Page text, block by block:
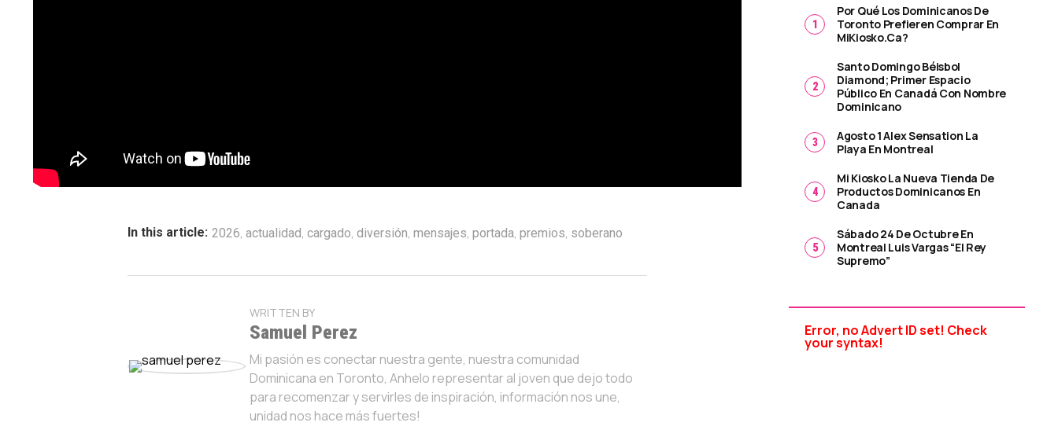
In this article: 2026, actualidad, cargado, diversión, mensajes, portada, premios, soberano
WRITTEN BY
Samuel Perez
Mi pasión es conectar nuestra gente, nuestra comunidad
Dominicana en Toronto, Anhelo representar al joven que dejo todo
para recomenzar y servirles de inspiración, información nos une,
unidad nos hace más fuertes!
Por Qué Los Dominicanos De
Toronto Prefieren Comprar En
MiKiosko.ca?
Santo Domingo Béisbol
Diamond; Primer Espacio
Público En Canadá Con Nombre
Dominicano
Agosto 1 Alex Sensation La
Playa En Montreal
Mi Kiosko La Nueva Tienda De
Productos Dominicanos En
Canada
Sábado 24 De Octubre En
Montreal Luis Vargas “El Rey
Supremo”
Error, no Advert ID set! Check
your syntax!